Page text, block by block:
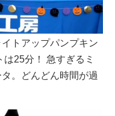
トアップパンプキン
25分！ 急すぎるミ
。どんどん時間が過